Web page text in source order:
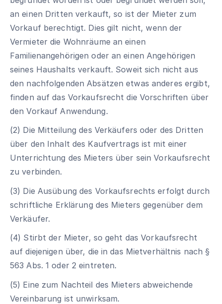
an einen Dritten verkauft, so ist der Mieter zum
Vorkauf berechtigt. Dies gilt nicht, wenn der
Vermieter die Wohnräume an einen
Familienangehörigen oder an einen Angehörigen
seines Haushalts verkauft. Soweit sich nicht aus
den nachfolgenden Absätzen etwas anderes ergibt,
finden auf das Vorkaufsrecht die Vorschriften über
den Vorkauf Anwendung.
(2) Die Mitteilung des Verkäufers oder des Dritten
über den Inhalt des Kaufvertrags ist mit einer
Unterrichtung des Mieters über sein Vorkaufsrecht
zu verbinden.
(3) Die Ausübung des Vorkaufsrechts erfolgt durch
schriftliche Erklärung des Mieters gegenüber dem
Verkäufer.
(4) Stirbt der Mieter, so geht das Vorkaufsrecht
auf diejenigen über, die in das Mietverhältnis nach §
563 Abs. 1 oder 2 eintreten.
(5) Eine zum Nachteil des Mieters abweichende
Vereinbarung ist unwirksam.